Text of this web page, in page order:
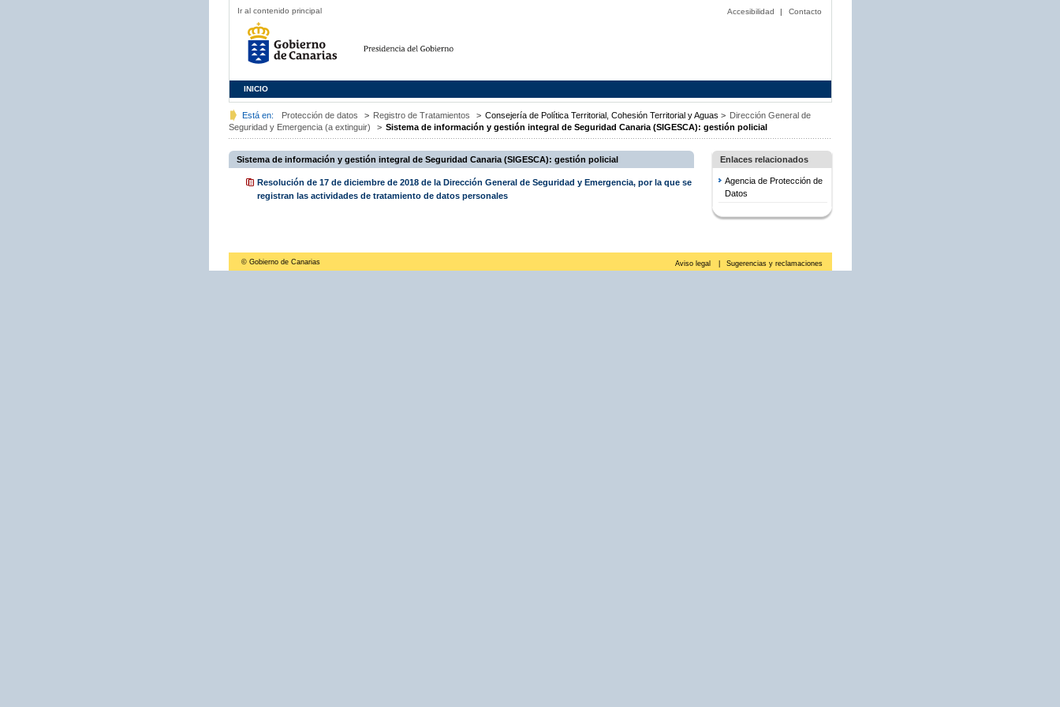
Ir al contenido principal Accesibilidad | Contacto
INICIO
Está en: Protección de datos > Registro de Tratamientos > Consejería de Política Territorial, Cohesión Territorial y Aguas > Dirección General de
Seguridad y Emergencia (a extinguir)
> Sistema de información y gestión integral de Seguridad Canaria (SIGESCA): gestión policial
Sistema de información y gestión integral de Seguridad Canaria (SIGESCA): gestión policial
Resolución de 17 de diciembre de 2018 de la Dirección General de Seguridad y Emergencia, por la que se
registran las actividades de tratamiento de datos personales
Enlaces relacionados
Agencia de Protección de
Datos
© Gobierno de Canarias Aviso legal Sugerencias y reclamaciones